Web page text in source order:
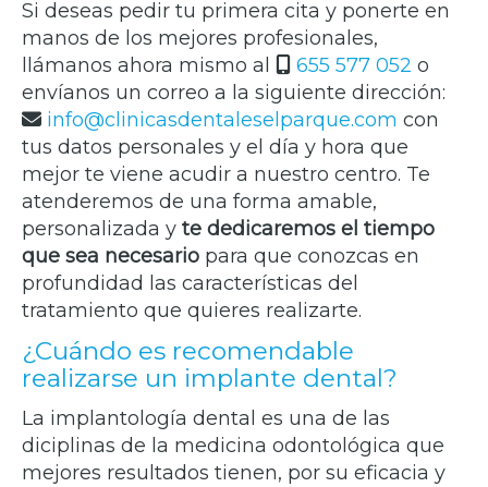
Si deseas pedir tu primera cita y ponerte en
manos de los mejores profesionales,
llámanos ahora mismo al
655 577 052 o
envíanos un correo a la siguiente dirección:
info
clinicasdentaleselparque.com con
tus datos personales y el día y hora que
mejor te viene acudir a nuestro centro. Te
atenderemos de una forma amable,
personalizada y te dedicaremos el tiempo
que sea necesario para que conozcas en
profundidad las características del
tratamiento que quieres realizarte.
¿Cuándo es recomendable
realizarse un implante dental?
La implantología dental es una de las
diciplinas de la medicina odontológica que
mejores resultados tienen, por su eficacia y